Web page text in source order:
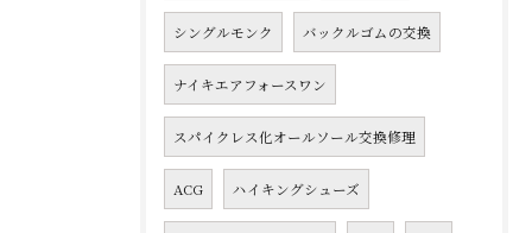
シングルモンク バックルゴムの交換
ナイキエアフォースワン
スパイクレス化オールソール交換修理
ACG ハイキングシューズ